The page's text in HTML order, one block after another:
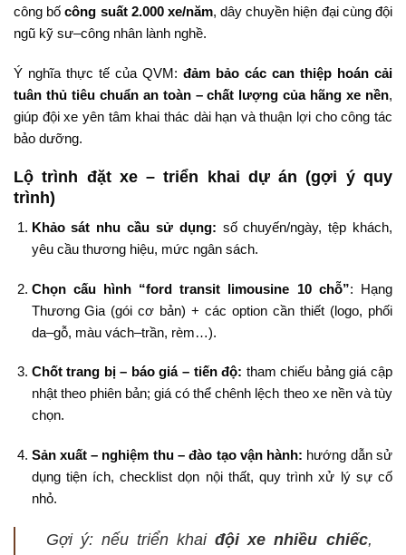
công bốcông suất 2.000 xe/năm, dây chuyền hiện đại cùng đội
ngũ kỹ sư–công nhân lành nghề.
Ý nghĩa thực tế của QVM: đảm bảo các can thiệp hoán cải
tuân thủ tiêu chuẩn an toàn – chất lượng của hãng xe nền,
giúp đội xe yên tâm khai thác dài hạn và thuận lợi cho công tác
bảo dưỡng.
Lộ trình đặt xe – triển khai dự án (gợi ý quy
trình)
Khảo sát nhu cầu sử dụng: số chuyến/ngày, tệp khách,
yêu cầu thương hiệu, mức ngân sách.
Chọn cấu hình “ford transit limousine 10 chỗ”: Hạng
Thương Gia (gói cơ bản) + các option cần thiết (logo, phối
da–gỗ, màu vách–trần, rèm…).
Chốt trang bị – báo giá – tiến độ: tham chiếu bảng giá cập
nhật theo phiên bản; giá có thể chênh lệch theo xe nền và tùy
chọn.
Sản xuất – nghiệm thu – đào tạo vận hành: hướng dẫn sử
dụng tiện ích, checklist dọn nội thất, quy trình xử lý sự cố
nhỏ.
Gợi ý: nếu triển khaiđội xe nhiều chiếc,